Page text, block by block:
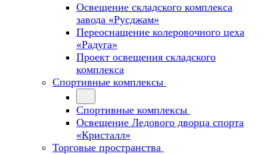
Освещение складского комплекса
завода «Русджам»
Переоснащение колеровочного цеха
«Радуга»
Проект освещения складского
комплекса
Спортивные комплексы
Спортивные комплексы
Освещение Ледового дворца спорта
«Кристалл»
Торговые пространства